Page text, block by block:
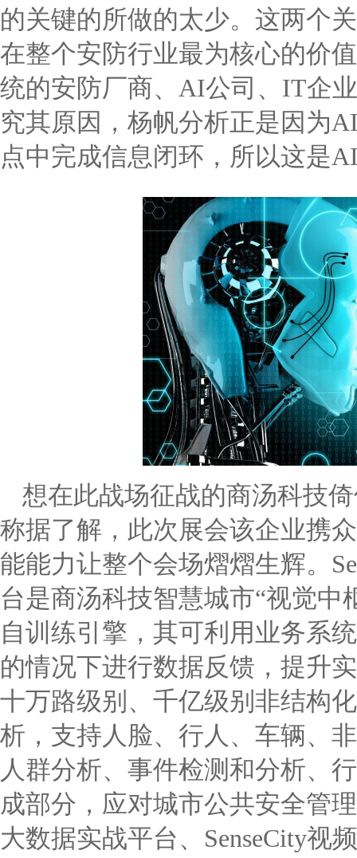
的关键的所做的太少。这两个
在整个安防行业最为核心的价
统的安防厂商、AI公司、IT企
究其原因，杨帆分析正是因为
点中完成信息闭环，所以这是
想在此战场征战的商汤科技
称据了解，此次展会该企业携
能能力让整个会场熠熠生辉。
台是商汤科技智慧城市“视觉
自训练引擎，其可利用业务系
的情况下进行数据反馈，提升
十万路级别、千亿级别非结构
析，支持人脸、行人、车辆、
人群分析、事件检测和分析、
成部分，应对城市公共安全管
大数据实战平台、SenseCity视